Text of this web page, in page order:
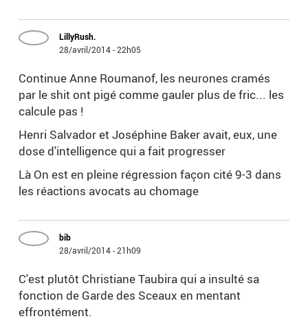
LillyRush.
28/avril/2014 - 22h05
Continue Anne Roumanof, les neurones cramés
par le shit ont pigé comme gauler plus de fric... les
calcule pas !
Henri Salvador et Joséphine Baker avait, eux, une
dose d'intelligence qui a fait progresser
Là On est en pleine régression façon cité 9-3 dans
les réactions avocats au chomage
bib
28/avril/2014 - 21h09
C'est plutôt Christiane Taubira qui a insulté sa
fonction de Garde des Sceaux en mentant
effrontément.